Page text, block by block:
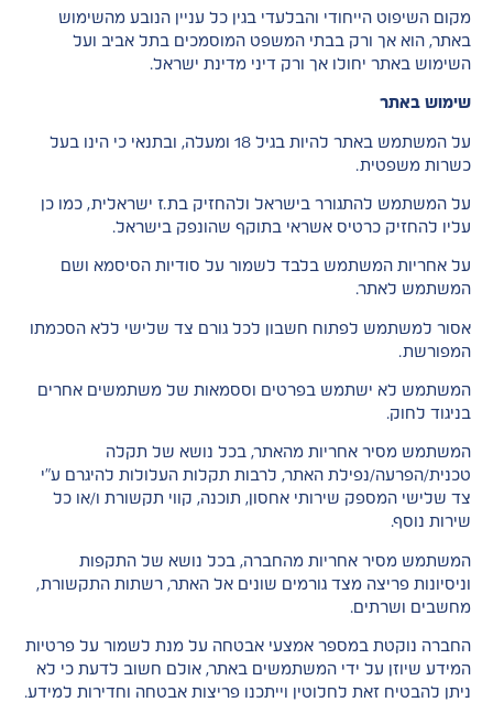
מקום השיפוט הייחודי והבלעדי בגין כל עניין הנובע מהשימוש
באתר, הוא אך ורק בבתי המשפט המוסמכים בתל אביב ועל
השימוש באתר יחולו אך ורק דיני מדינת ישראל.
שימוש באתר
על המשתמש באתר להיות בגיל 18 ומעלה, ובתנאי כי הינו בעל
כשרות משפטית.
על המשתמש להתגורר בישראל ולהחזיק בת.ז ישראלית, כמו כן
עליו להחזיק כרטיס אשראי בתוקף שהונפק בישראל.
על אחריות המשתמש בלבד לשמור על סודיות הסיסמא ושם
המשתמש לאתר.
אסור למשתמש לפתוח חשבון לכל גורם צד שלישי ללא הסכמתו
המפורשת.
המשתמש לא ישתמש בפרטים וססמאות של משתמשים אחרים
בניגוד לחוק.
המשתמש מסיר אחריות מהאתר, בכל נושא של תקלה
טכנית/הפרעה/נפילת האתר, לרבות תקלות העלולות להיגרם ע"י
צד שלישי המספק שירותי אחסון, תוכנה, קווי תקשורת ו/או כל
שירות נוסף.
המשתמש מסיר אחריות מהחברה, בכל נושא של התקפות
וניסיונות פריצה מצד גורמים שונים אל האתר, רשתות התקשורת,
מחשבים ושרתים.
החברה נוקטת במספר אמצעי אבטחה על מנת לשמור על פרטיות
המידע שיוזן על ידי המשתמשים באתר, אולם חשוב לדעת כי לא
ניתן להבטיח זאת לחלוטין וייתכנו פריצות אבטחה וחדירות למידע.